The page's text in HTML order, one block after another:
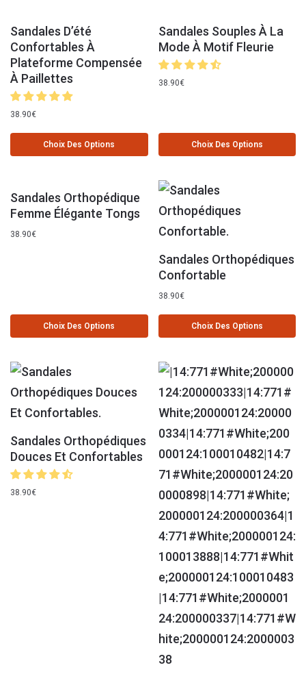
Sandales D’été
Confortables À
Plateforme Compensée
À Paillettes
38.90€
Choix Des Options
Sandales Souples À La
Mode À Motif Fleurie
38.90€
Choix Des Options
Sandales Orthopédique
Femme Élégante Tongs
38.90€
Choix Des Options
Sandales Orthopédiques
Confortable
38.90€
Choix Des Options
Sandales Orthopédiques
Douces Et Confortables
38.90€